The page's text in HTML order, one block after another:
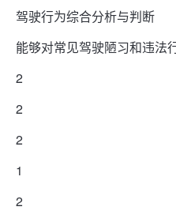
驾驶行为综合分析与判断
能够对常见驾驶陋习和违法
2
2
2
1
2